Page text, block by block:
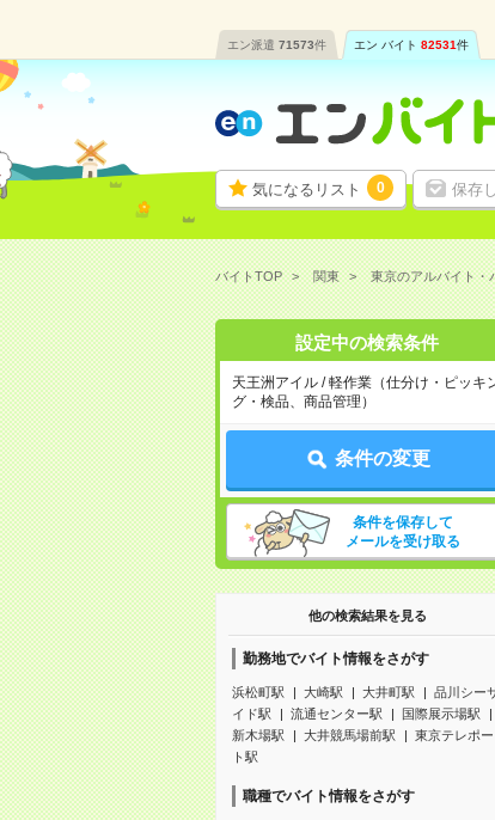
エン派遣 71573件 エン バイト 82531件
気になるリスト 0 保存
バイトTOP 関東 東京のアルバイト・
設定中の検索条件
天王洲アイル / 軽作業（仕分け・ピッキ
グ・検品、商品管理）
条件の変更
条件を保存して
メールを受け取る
他の検索結果を見る
勤務地でバイト情報をさがす
浜松町駅 大崎駅 大井町駅
品川シー
イド駅
流通センター駅
国際展示場駅
新木場駅
大井競馬場前駅
東京テレポー
ト駅
職種でバイト情報をさがす